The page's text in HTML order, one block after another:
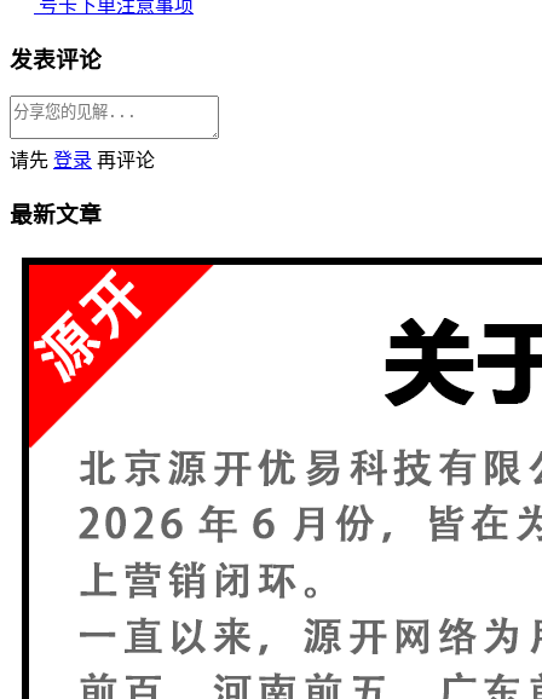
号卡下单注意事项
发表评论
请先 登录 再评论
最新文章